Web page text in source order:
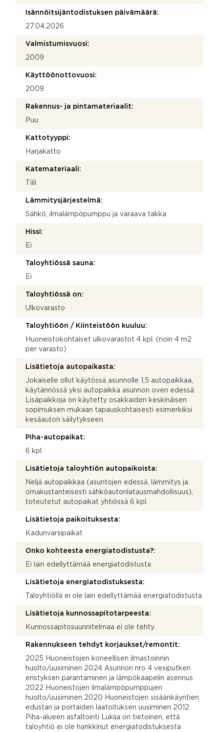
Isännöitsijäntodistuksen päivämäärä:
27.04.2026
Valmistumisvuosi:
2009
Käyttöönottovuosi:
2009
Rakennus- ja pintamateriaalit:
Puu
Kattotyyppi:
Harjakatto
Katemateriaali:
Tiili
Lämmitysjärjestelmä:
Sähkö, ilmalämpöpumppu ja varaava takka
Hissi:
Ei
Taloyhtiössä sauna:
Ei
Taloyhtiössä on:
Ulkovarasto
Taloyhtiöön / Kiinteistöön kuuluu:
Huoneistokohtaiset ulkovarastot 4 kpl. (noin 4 m2
per varasto)
Lisätietoja autopaikasta:
Jokaiselle ollut käytössä asunnolle 1,5 autopaikkaa,
käytännössä yksi autopaikka asunnon oven edessä.
Lisäpaikkoja on käytetty osakkaiden keskinäisen
sopimuksen mukaan tapauskohtaisesti esimerkiksi
kesäauton säilytykseen.
Piha-autopaikat:
6 kpl
Lisätietoja taloyhtiön autopaikoista:
Neljä autopaikkaa (asuntojen edessä, lämmitys ja
omakustanteisesti sähköautonlatausmahdollisuus),
toteutetut autopaikat yhtiössä 6 kpl.
Lisätietoja paikoituksesta:
Kadunvarsipaikat
Onko kohteesta energiatodistusta?:
Ei lain edellyttämää energiatodistusta
Lisätietoja energiatodistuksesta:
Taloyhtiöllä ei ole lain edellyttämää energiatodistusta.
Lisätietoja kunnossapitotarpeesta:
Kunnossapitosuunnitelmaa ei ole tehty.
Rakennukseen tehdyt korjaukset/remontit:
2025 Huoneistojen koneellisen ilmastoinnin
huolto/uusiminen 2024 Asunnon nro 4 vesiputken
eristyksen parantaminen ja lämpökaapelin asennus
2022 Huoneistojen ilmalämpöpumppujen
huolto/uusiminen 2020 Huoneistojen sisäänkäyntien
edustan ja portaiden laatoituksen uusiminen 2012
Piha-alueen asfaltointi Lukija on tietoinen, että
taloyhtiö ei ole hankkinut energiatodistuksesta